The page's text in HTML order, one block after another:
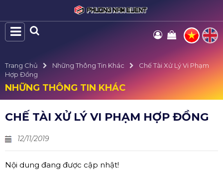
Trang Chủ Những Thông Tin Khác
Chế Tài Xử Lý Vi Phạm
Hợp Đồng
NHỮNG THÔNG TIN KHÁC
CHẾ TÀI XỬ LÝ VI PHẠM HỢP ĐỒNG
12/11/2019
Nội dung đang được cập nhật!